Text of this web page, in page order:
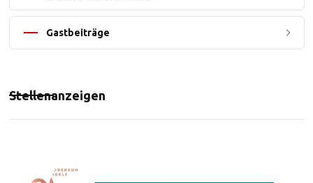
Gastbeiträge
Stellenanzeigen